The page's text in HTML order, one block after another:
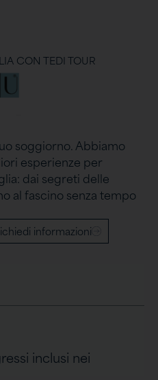
CON TEDI TOUR
soggiorno. Abbiamo
esperienze per
dai segreti delle
al fascino senza tempo
informazioni
inclusi nei